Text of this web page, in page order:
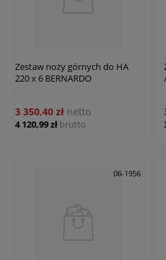
Zestaw noży górnych do HA
220 x 6 BERNARDO
4 120,99 zł brutto
3 350,40 zł netto
06-1956